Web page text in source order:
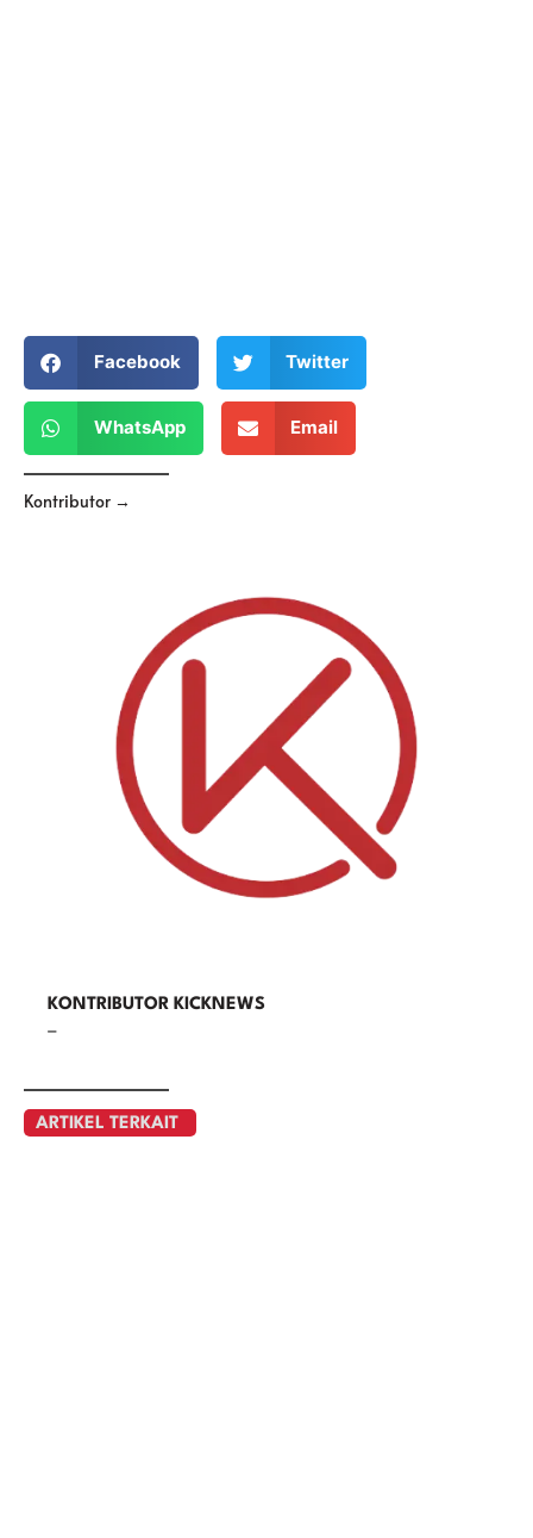
Facebook Twitter
WhatsApp Email
Kontributor →
KONTRIBUTOR KICKNEWS
–
ARTIKEL TERKAIT